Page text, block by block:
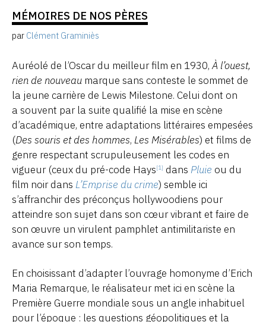
MÉMOIRES DE NOS PÈRES
par Clément Graminiès
Auréolé de l’Oscar du meilleur film en 1930,À l’ouest,
rien de nouveau marque sans conteste le sommet de
la jeune carrière de Lewis Milestone. Celui dont on
a souvent par la suite qualifié la mise en scène
d’académique, entre adaptations littéraires empesées
(Des souris et des hommes, Les Misérables) et films de
genre respectant scrupuleusement les codes en
vigueur (ceux du pré-code Hays[1] dans Pluie ou du
film noir dans L’Emprise du crime) semble ici
s’affranchir des préconçus hollywoodiens pour
atteindre son sujet dans son cœur vibrant et faire de
son œuvre un virulent pamphlet antimilitariste en
avance sur son temps.
En choisissant d’adapter l’ouvrage homonyme d’Erich
Maria Remarque, le réalisateur met ici en scène la
Première Guerre mondiale sous un angle inhabituel
pour l’époque : les questions géopolitiques et la